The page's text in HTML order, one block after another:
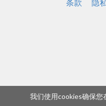
条款
隐
我们使用cookies确保您